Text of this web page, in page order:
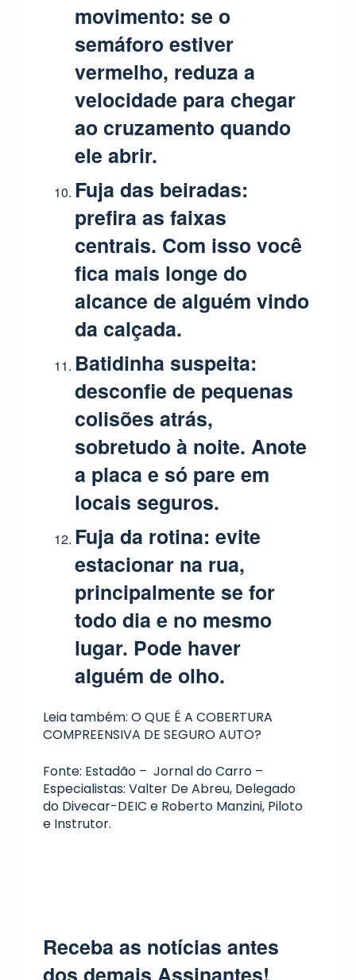
movimento: se o
semáforo estiver
vermelho, reduza a
velocidade para chegar
ao cruzamento quando
ele abrir.
Fuja das beiradas:
prefira as faixas
centrais. Com isso você
fica mais longe do
alcance de alguém vindo
da calçada.
Batidinha suspeita:
desconfie de pequenas
colisões atrás,
sobretudo à noite. Anote
a placa e só pare em
locais seguros.
Fuja da rotina: evite
estacionar na rua,
principalmente se for
todo dia e no mesmo
lugar. Pode haver
alguém de olho.
Leia também: O QUE É A COBERTURA
COMPREENSIVA DE SEGURO AUTO?
Fonte: Estadão – Jornal do Carro –
Especialistas: Valter De Abreu, Delegado
do Divecar-DEIC e Roberto Manzini, Piloto
e Instrutor.
Receba as notícias antes